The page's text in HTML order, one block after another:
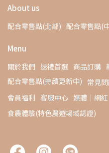
About us
配合零售點(北部) 配合零售點(
Menu
關於我們 送禮首選 商品訂購
配合零售點(持續更新中) 常見
會員福利 客服中心 媒體｜網
食農體驗(特色農遊場域認證)